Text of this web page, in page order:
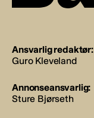
Ansvarlig redaktør:
Guro Kleveland
Annonseansvarlig:
Sture Bjørseth